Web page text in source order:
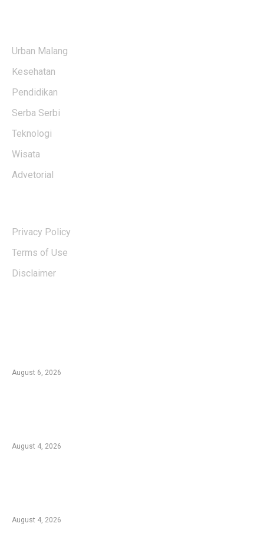
Urban Malang
Kesehatan
Pendidikan
Serba Serbi
Teknologi
Wisata
Advetorial
Privacy Policy
Terms of Use
Disclaimer
August 6, 2026
August 4, 2026
August 4, 2026